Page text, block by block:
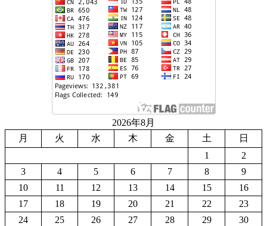
2026年8月
月
火 水 木 金 土
日
1
2
3
4 5 6 7 8
9
10
11 12 13 14 15
16
17
18 19 20 21 22
23
24
25 26 27 28 29 30